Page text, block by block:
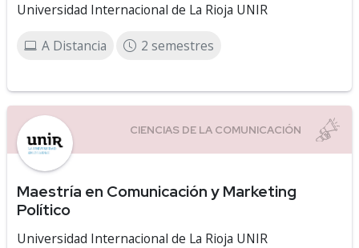
Universidad Internacional de La Rioja UNIR
A Distancia 2 semestres
Maestría en Comunicación y Marketing
Político
Universidad Internacional de La Rioja UNIR